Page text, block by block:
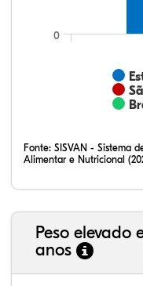
0
Fonte: SISVAN - Sistema
Alimentar e Nutricional
Peso elevado
anos
44,17%
7,79%
0,23%
47,39%
0,19%
0,22%
21,99%
7,16%
0,36%
66,18%
2,81%
1,50%